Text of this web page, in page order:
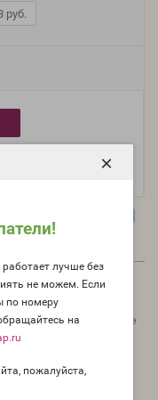
лучше без
не можем. Если
по номеру
бращайтесь на
пожалуйста,
×
руб.
отдушка США
в цветочное
прозрачной